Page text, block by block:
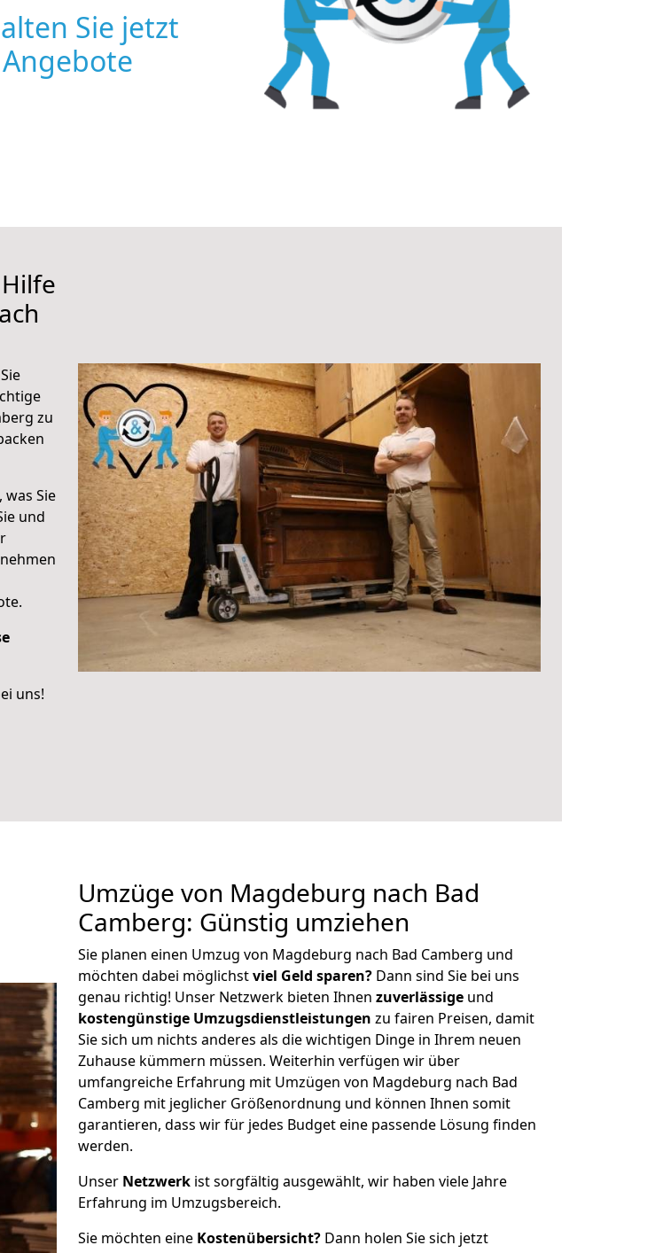
Sie jetzt
Angebote
zu
Sie
und
uns!
Umzüge von Magdeburg nach Bad
Camberg: Günstig umziehen
Sie planen einen Umzug von Magdeburg nach Bad Camberg und
möchten dabei möglichstviel Geld sparen? Dann sind Sie bei uns
genau richtig! Unser Netzwerk bieten Ihnen zuverlässige und
kostengünstige Umzugsdienstleistungen zu fairen Preisen, damit
Sie sich um nichts anderes als die wichtigen Dinge in Ihrem neuen
Zuhause kümmern müssen. Weiterhin verfügen wir über
umfangreiche Erfahrung mit Umzügen von Magdeburg nach Bad
Camberg mit jeglicher Größenordnung und können Ihnen somit
garantieren, dass wir für jedes Budget eine passende Lösung finden
werden.
Unser Netzwerk ist sorgfältig ausgewählt, wir haben viele Jahre
Erfahrung im Umzugsbereich.
Sie möchten eine Kostenübersicht? Dann holen Sie sich jetzt